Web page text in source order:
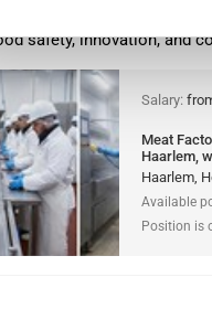
production worker and
safety, innovation, and
Salary:
Meat
Haarlem,
Haarlem,
Available
Position is